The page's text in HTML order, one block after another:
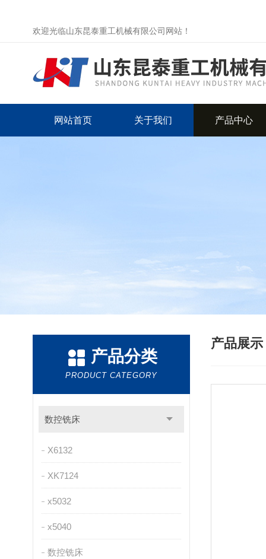
欢迎光临山东昆泰重工机械有限公司网站！
网站首页 关于我们 产品中心
产品分类
PRODUCT CATEGORY
数控铣床
X6132
XK7124
x5032
x5040
数控铣床
产品展示